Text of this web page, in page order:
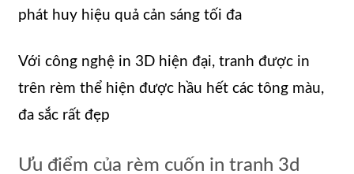
phát huy hiệu quả cản sáng tối đa
Với công nghệ in 3D hiện đại, tranh được in
trên rèm thể hiện được hầu hết các tông màu,
đa sắc rất đẹp
Ưu điểm của rèm cuốn in tranh 3d